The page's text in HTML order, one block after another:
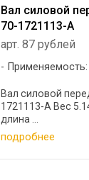
Вал силовой
70-1721113-А
арт. 87 рублей
Вал силовой
1721113-А Вес
длина ...
подробнее